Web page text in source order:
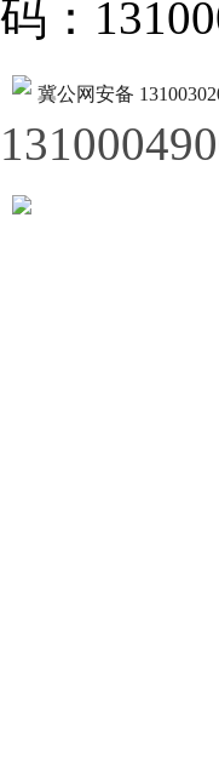
码：
冀公网安备